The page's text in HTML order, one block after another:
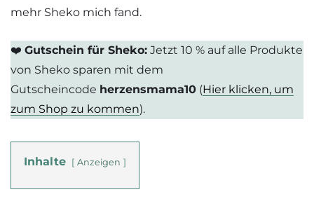
mehr Sheko mich fand.
❤️ Gutschein für Sheko: Jetzt 10 % auf alle Produkte
von Sheko sparen mit dem
Gutscheincode herzensmama10 (Hier klicken, um
zum Shop zu kommen).
Inhalte Anzeigen